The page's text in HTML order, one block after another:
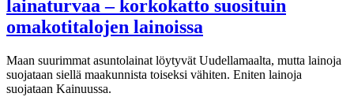
lainaturvaa – korkokatto suosituin
omakotitalojen lainoissa
Maan suurimmat asuntolainat löytyvät Uudellamaalta, mutta lainoja
suojataan siellä maakunnista toiseksi vähiten. Eniten lainoja
suojataan Kainuussa.